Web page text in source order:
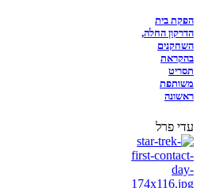
הפקת בית
הדרקון החלה,
השחקנים
בהקראת
תסריט
משותפת
ראשונה
עדי פרל